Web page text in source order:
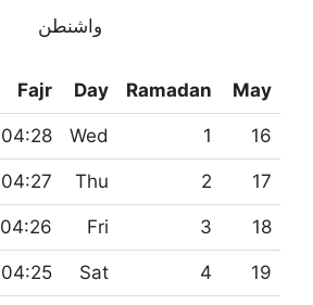
واشنطن
May
Ramadan
Day
Fajr
16
1
Wed
04:28 AM
17
2
Thu
04:27 AM
18
3
Fri
04:26 AM
19
4
Sat
04:25 AM